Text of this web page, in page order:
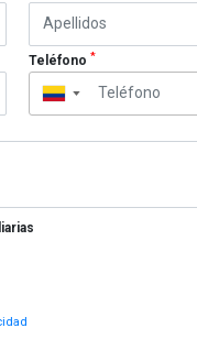
Teléfono *
▼